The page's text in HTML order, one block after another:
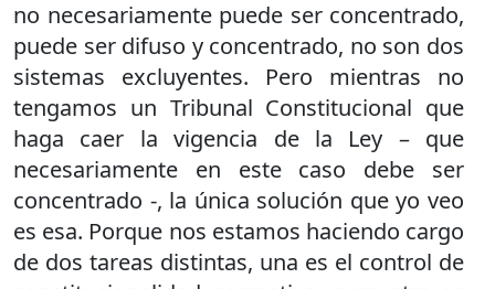
no necesariamente puede ser concentrado,
puede ser difuso y concentrado, no son dos
sistemas excluyentes. Pero mientras no
tengamos un Tribunal Constitucional que
haga caer la vigencia de la Ley – que
necesariamente en este caso debe ser
concentrado -, la única solución que yo veo
es esa. Porque nos estamos haciendo cargo
de dos tareas distintas, una es el control de